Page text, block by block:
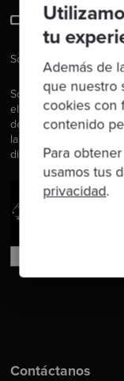
tu
Además de
que nuestro
cookies con
contenido
Para
usamos tus
privacidad.
Software es nuestra
Somos Software
elaborado para
desarrolladores/as a
la orientación y la
distribución de
Contáctanos